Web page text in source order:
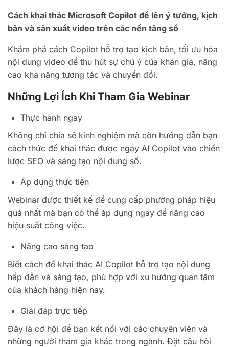
Cách khai thác Microsoft Copilot để lên ý tưởng, kịch
bản và sản xuất video trên các nền tảng số
Khám phá cách Copilot hỗ trợ tạo kịch bản, tối ưu hóa
nội dung video để thu hút sự chú ý của khán giả, nâng
cao khả năng tương tác và chuyển đổi.
Những Lợi Ích Khi Tham Gia Webinar
Thực hành ngay
Không chỉ chia sẻ kinh nghiệm mà còn hướng dẫn bạn
cách thức để khai thác được ngay AI Copilot vào chiến
lược SEO và sáng tạo nội dung số.
Áp dụng thực tiễn
Webinar được thiết kế để cung cấp phương pháp hiệu
quả nhất mà bạn có thể áp dụng ngay để nâng cao
hiệu suất công việc.
Nâng cao sáng tạo
Biết cách để khai thác AI Copilot hỗ trợ tạo nội dung
hấp dẫn và sáng tạo, phù hợp với xu hướng quan tâm
của khách hàng hiện nay.
Giải đáp trực tiếp
Đây là cơ hội để bạn kết nối với các chuyên viên và
những người tham gia khác trong ngành. Đặt câu hỏi